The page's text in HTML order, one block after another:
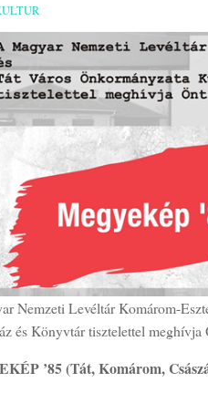
Nemzeti Levéltár Komárom-
és Könyvtár tisztelettel meghívja
’85 (Tát, Komárom,